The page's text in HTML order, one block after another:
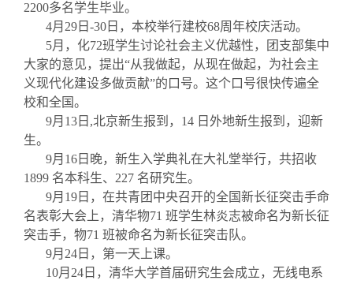
制度法规
联系我们
2200多名学生毕业。
4月 29 日 -30 日 ，本校举行建校68周年校庆活动。
5月 ，化72班学生讨论社会主义优越性，团支部集中
大家的意见，提出“从我做起，从现在做起，为社会主
义现代化建设多做贡献”的口号。这个口号很快传遍全
校和全国。
9月13日 ,北京新生报到， 14 日外地新生报到，迎新
生。
9月16日晚，新生入学典礼在大礼堂举行，共招收
1899 名本科生、 227 名研究生。
9月19日 ，在共青团中央召开的全国新长征突击手命
名表彰大会上，清华物71 班学生林炎志被命名为新长征
突击手，物71 班被命名为新长征突击队。
9月24日 ，第一天上课。
10月24日 ，清华大学首届研究生会成立，无线电系